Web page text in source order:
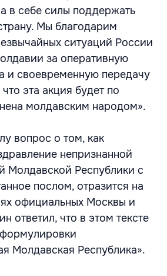
в себе силы поддержать
Мы благодарим
ситуаций России
за оперативную
и своевременную передачу
эта акция будет по
молдавским народом».
вопрос о том, как
непризнанной
Молдавской Республики с
послом, отразится на
официальных Москвы и
ответил, что в этом тексте
Молдавская Республика».